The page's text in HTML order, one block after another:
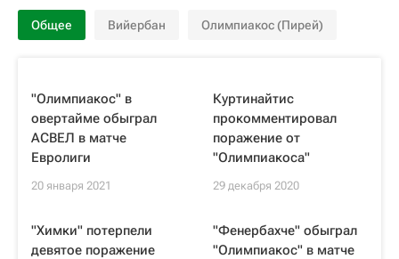
Общее Вийербан Олимпиакос (Пирей)
"Олимпиакос" в
овертайме обыграл
АСВЕЛ в матче
Евролиги
20 января 2021
Куртинайтис
прокомментировал
поражение от
"Олимпиакоса"
29 декабря 2020
"Химки" потерпели
девятое поражение
"Фенербахче" обыграл
"Олимпиакос" в матче